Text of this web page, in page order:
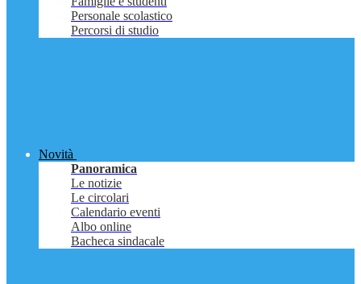
Personale scolastico
Percorsi di studio
Novità
Panoramica
Le notizie
Le circolari
Calendario eventi
Albo online
Bacheca sindacale